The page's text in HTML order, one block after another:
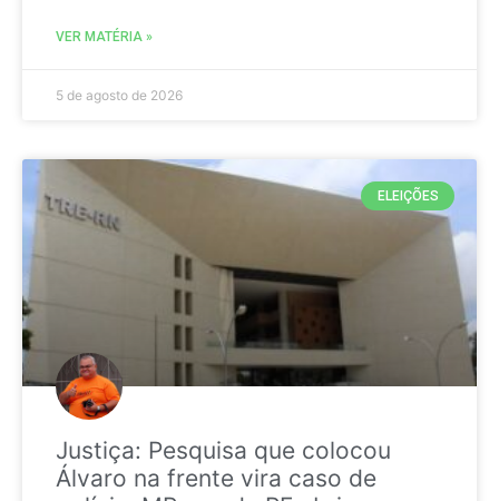
VER MATÉRIA »
5 de agosto de 2026
ELEIÇÕES
Justiça: Pesquisa que colocou
Álvaro na frente vira caso de